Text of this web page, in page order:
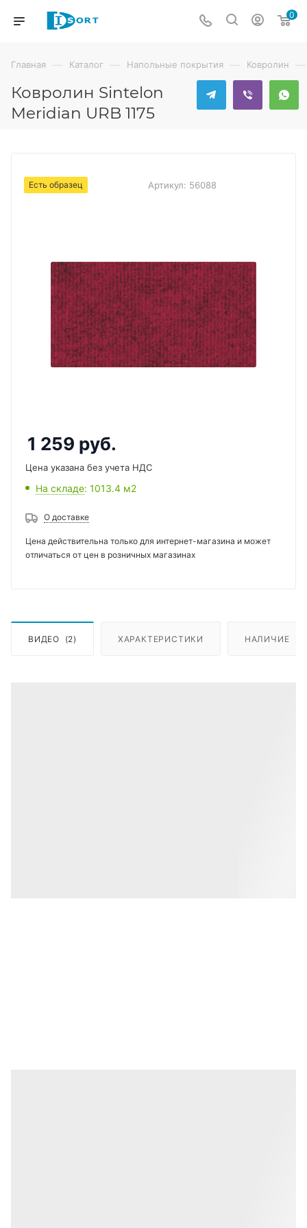
0
Главная — Каталог — Напольные покрытия — Ковролин —
Ковролин Sintelon
Meridian URB 1175
Есть образец Артикул: 56088
1 259 руб.
Цена указана без учета НДС
На складе: 1013.4 м2
О доставке
Цена действительна только для интернет-магазина и может
отличаться от цен в розничных магазинах
ВИДЕО (2) ХАРАКТЕРИСТИКИ НАЛИЧИЕ